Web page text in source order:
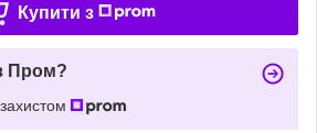
Купити з
Пром?